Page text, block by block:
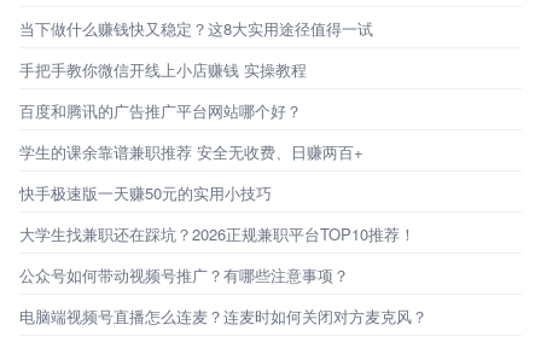
当下做什么赚钱快又稳定？这8大实用途径值得一试
手把手教你微信开线上小店赚钱 实操教程
百度和腾讯的广告推广平台网站哪个好？
学生的课余靠谱兼职推荐 安全无收费、日赚两百+
快手极速版一天赚50元的实用小技巧
大学生找兼职还在踩坑？2026正规兼职平台TOP10推荐！
公众号如何带动视频号推广？有哪些注意事项？
电脑端视频号直播怎么连麦？连麦时如何关闭对方麦克风？